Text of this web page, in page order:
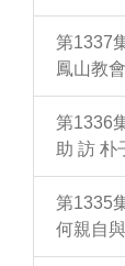
第1337
鳳山教
第1336
助 訪 朴
第1335
何親自